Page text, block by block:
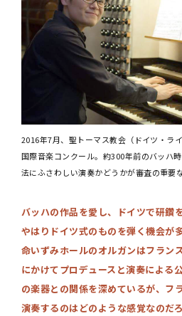
2016年7月、聖トーマス教会（ドイツ・ラ
国際音楽コンクール。約300年前のバッハ
法にふさわしい演奏かどうかが審査の重要
バッハの作品を愛し、ドイツで研鑽
やはりドイツ式のものを弾く機会が
命いずみホールのオルガンはフラン
にかけてプロデュースと演奏による
の楽器との関係を深めているが、フ
演奏するのはどのような感覚なのだろ